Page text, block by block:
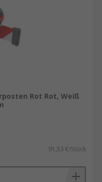
Rot Rot, Weiß
91,53 €/Stück